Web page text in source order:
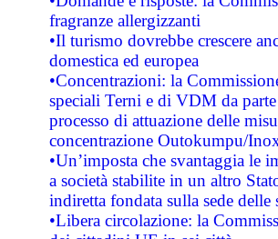
fragranze allergizzanti
•Il turismo dovrebbe crescere
domestica ed europea
•Concentrazioni: la
speciali Terni e di VDM da
processo di attuazione delle
concentrazione Outokumpu/
•Un’imposta che svantaggia le
a società stabilite in un altro
indiretta fondata sulla sede delle
•Libera circolazione: la